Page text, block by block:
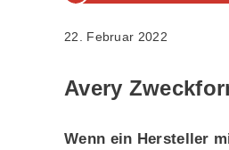
22. Februar 2022
Avery
Wenn ein Hersteller